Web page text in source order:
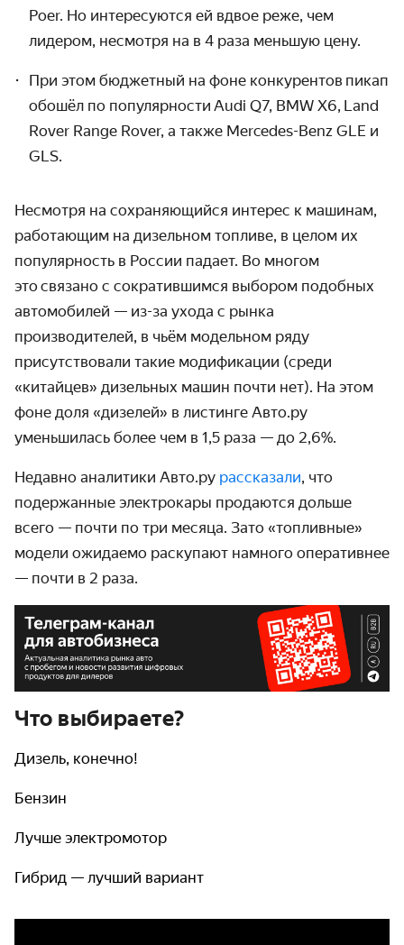
Poer. Но интересуются ей вдвое реже, чем
лидером, несмотря на в 4 раза меньшую цену.
При этом бюджетный на фоне конкурентов пикап
обошёл по популярности Audi Q7, BMW X6, Land
Rover Range Rover, а также Mercedes-Benz GLE и
GLS.
Несмотря на сохраняющийся интерес к машинам,
работающим на дизельном топливе, в целом их
популярность в России падает. Во многом
это связано с сократившимся выбором подобных
автомобилей — из-за ухода с рынка
производителей, в чьём модельном ряду
присутствовали такие модификации (среди
«китайцев» дизельных машин почти нет). На этом
фоне доля «дизелей» в листинге Авто.ру
уменьшилась более чем в 1,5 раза — до 2,6%.
Недавно аналитики Авто.ру рассказали, что
подержанные электрокары продаются дольше
всего — почти по три месяца. Зато «топливные»
модели ожидаемо раскупают намного оперативнее
— почти в 2 раза.
Что выбираете?
Дизель, конечно!
Бензин
Лучше электромотор
Гибрид — лучший вариант